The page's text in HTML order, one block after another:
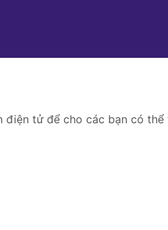
tử để cho các bạn có